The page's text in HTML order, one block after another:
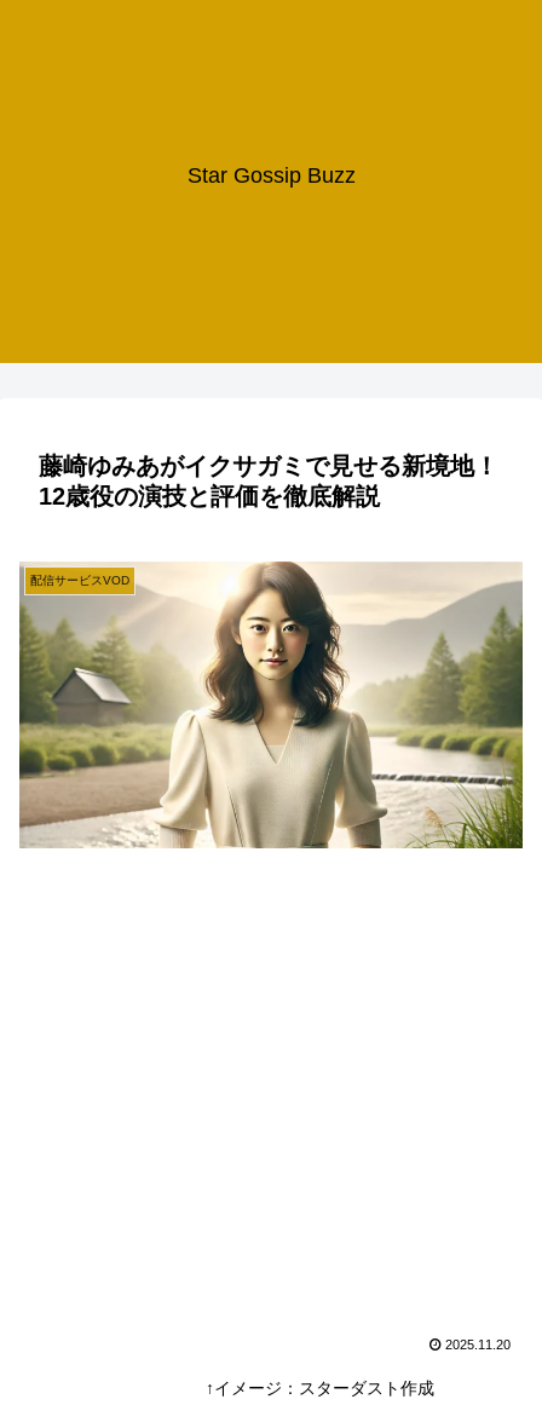
Star Gossip Buzz
藤崎ゆみあがイクサガミで見せる新境地！
12歳役の演技と評価を徹底解説
配信サービスVOD
2025.11.20
↑イメージ：スターダスト作成